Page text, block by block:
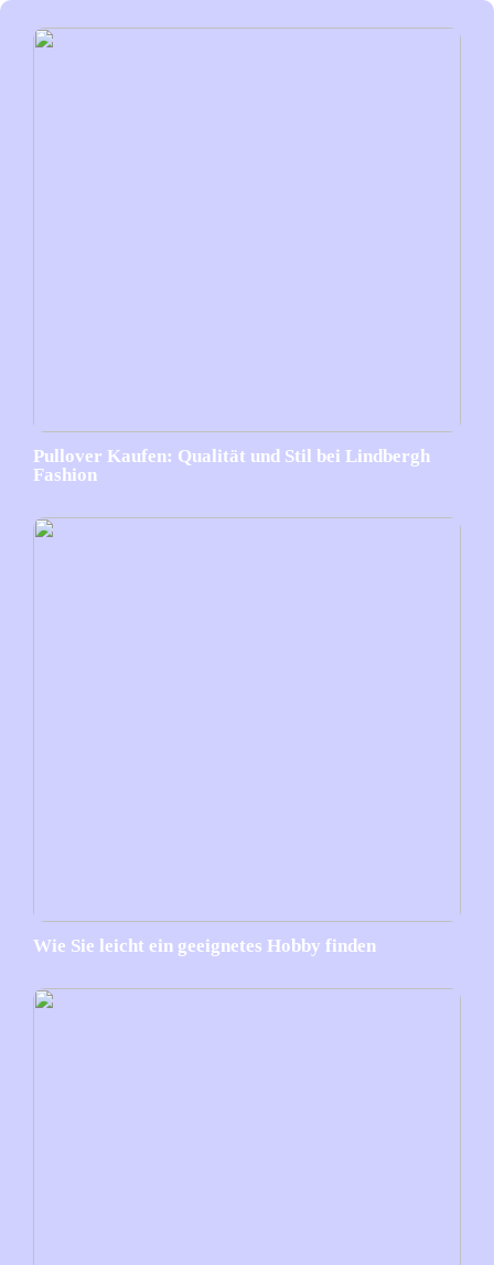
Pullover Kaufen: Qualität und Stil bei Lindbergh
Fashion
Wie Sie leicht ein geeignetes Hobby finden